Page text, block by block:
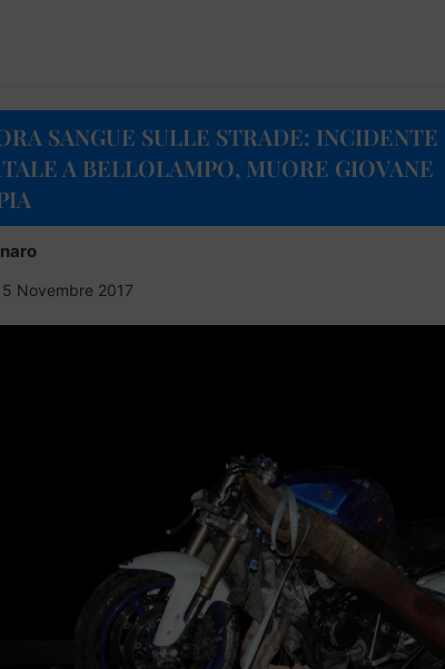
SANGUE SULLE STRADE: INCIDENTE
A BELLOLAMPO, MUORE GIOVANE
Novembre 2017